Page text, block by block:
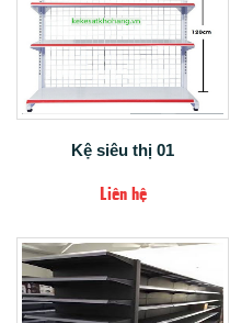
Kệ siêu thị 01
Liên hệ